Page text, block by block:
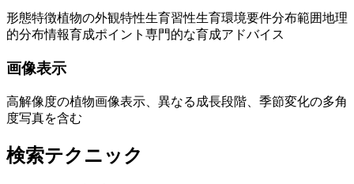
形態特徴植物の外観特性生育習性生育環境要件分布範囲地理
的分布情報育成ポイント 専門的な育成アドバイス
画像表示
高解像度の植物画像表示、異なる成長段階、季節変化の多角
度写真を含む
検索テクニック